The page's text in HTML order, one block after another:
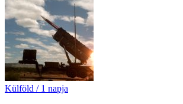
Külföld / 1 napja